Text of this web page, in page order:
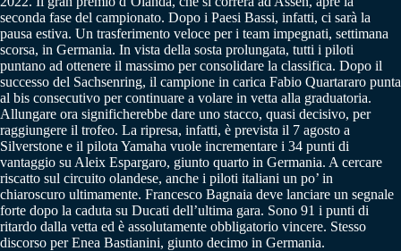
seconda fase del campionato. Dopo i Paesi Bassi, infatti, ci sarà la
pausa estiva. Un trasferimento veloce per i team impegnati, settimana
scorsa, in Germania. In vista della sosta prolungata, tutti i piloti
puntano ad ottenere il massimo per consolidare la classifica. Dopo il
successo del Sachsenring, il campione in carica Fabio Quartararo punta
al bis consecutivo per continuare a volare in vetta alla graduatoria.
Allungare ora significherebbe dare uno stacco, quasi decisivo, per
raggiungere il trofeo. La ripresa, infatti, è prevista il 7 agosto a
Silverstone e il pilota Yamaha vuole incrementare i 34 punti di
vantaggio su Aleix Espargaro, giunto quarto in Germania. A cercare
riscatto sul circuito olandese, anche i piloti italiani un po’ in
chiaroscuro ultimamente. Francesco Bagnaia deve lanciare un segnale
forte dopo la caduta su Ducati dell’ultima gara. Sono 91 i punti di
ritardo dalla vetta ed è assolutamente obbligatorio vincere. Stesso
discorso per Enea Bastianini, giunto decimo in Germania.